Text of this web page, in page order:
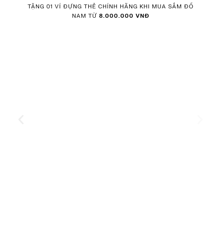
TẶNG 01 VÍ ĐỰNG THẺ CHÍNH HÃNG KHI MUA SẮM ĐỒ
NAM TỪ 8.000.000 VNĐ